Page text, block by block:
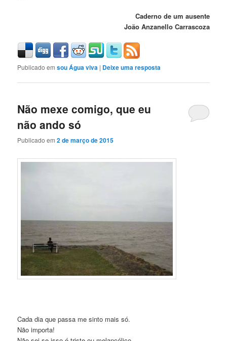
Caderno de um ausente
João Anzanello Carrascoza
Publicado em sou Água viva | Deixe uma resposta
Não mexe comigo, que eu
não ando só
Publicado em2 de março de 2015
Cada dia que passa me sinto mais só.
Não importa!